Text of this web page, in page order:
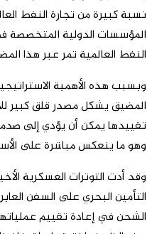
نسبة كبيرة من تجارة النفط
المؤسسات الدولية المتخصصة
النفط العالمية تمر عبر هذا
وبسبب هذه الأهمية
المضيق يشكل مصدر قلق كبير
تقييدها يمكن أن يؤدي إلى
وهو ما ينعكس مباشرة على
وقد أدت التوترات العسكرية
التأمين البحري على السفن
الشحن في إعادة تقييم